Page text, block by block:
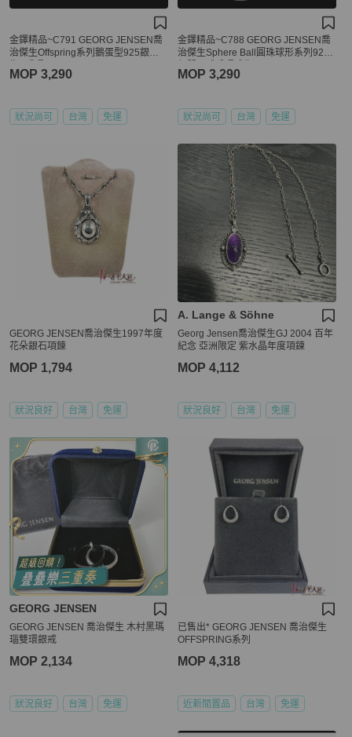
金鐸精品~C791 GEORG JENSEN喬
治傑生Offspring系列鵝蛋型925銀戒
MOP 3,290
狀況尚可 台灣 免運
金鐸精品~C788 GEORG JENSEN喬
治傑生Sphere Ball圓珠球形系列925
MOP 3,290
狀況尚可 台灣 免運
GEORG JENSEN喬治傑生1997年度
花朵銀石項錬
MOP 1,794
狀況良好 台灣 免運
A. Lange & Söhne
Georg Jensen喬治傑生GJ 2004 百年
紀念 亞洲限定 紫水晶年度項鍊
MOP 4,112
狀況良好 台灣 免運
GEORG JENSEN
GEORG JENSEN 喬治傑生 木村黑瑪
瑙雙環銀戒
MOP 2,134
狀況良好 台灣 免運
已售出* GEORG JENSEN 喬治傑生
OFFSPRING系列
MOP 4,318
近新閒置品 台灣 免運